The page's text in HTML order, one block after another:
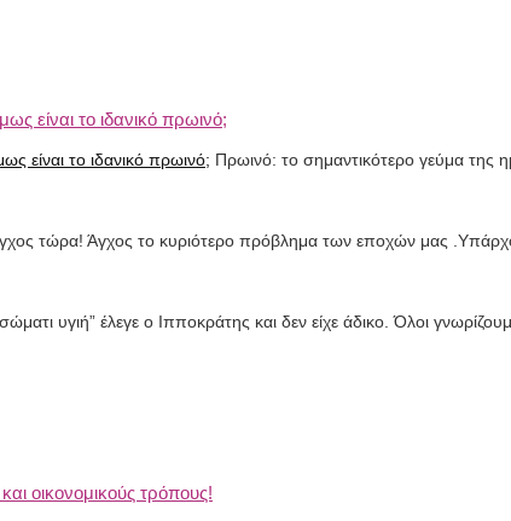
είναι το ιδανικό πρωινό;
Πρωινό: το σημαντικότερο γεύμα της
τώρα! Άγχος το κυριότερο πρόβλημα των εποχών μας
υγιή” έλεγε ο Ιπποκράτης και δεν είχε άδικο. Όλοι
οικονομικούς τρόπους!